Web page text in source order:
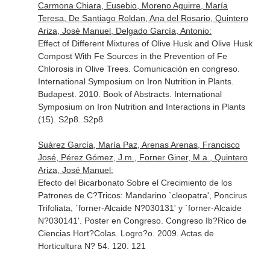
Carmona Chiara, Eusebio, Moreno Aguirre, María
Teresa, De Santiago Roldan, Ana del Rosario, Quintero
Ariza, José Manuel, Delgado García, Antonio:
Effect of Different Mixtures of Olive Husk and Olive Husk
Compost With Fe Sources in the Prevention of Fe
Chlorosis in Olive Trees. Comunicación en congreso.
International Symposium on Iron Nutrition in Plants.
Budapest. 2010. Book of Abstracts. International
Symposium on Iron Nutrition and Interactions in Plants
(15). S2p8. S2p8
Suárez García, María Paz, Arenas Arenas, Francisco
José, Pérez Gómez, J.m., Forner Giner, M.a., Quintero
Ariza, José Manuel:
Efecto del Bicarbonato Sobre el Crecimiento de los
Patrones de C?Tricos: Mandarino `cleopatra', Poncirus
Trifoliata, `forner-Alcaide N?030131' y `forner-Alcaide
N?030141'. Poster en Congreso. Congreso Ib?Rico de
Ciencias Hort?Colas. Logro?o. 2009. Actas de
Horticultura N? 54. 120. 121